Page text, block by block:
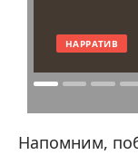
НАРРАТИВ
Напомним,